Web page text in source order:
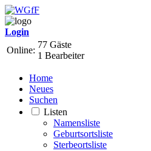
Login
Online:
77 Gäste
1 Bearbeiter
Home
Neues
Suchen
Listen
Namensliste
Geburtsortsliste
Sterbeortsliste